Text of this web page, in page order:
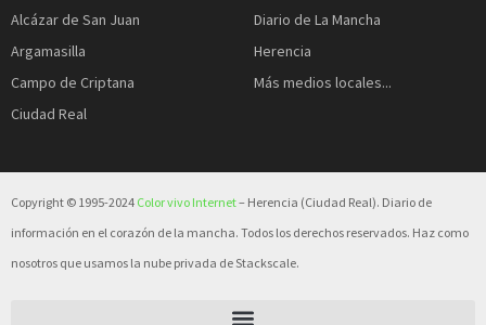
Alcázar de San Juan
Argamasilla
Campo de Criptana
Ciudad Real
Diario de La Mancha
Herencia
Más medios locales...
Copyright © 1995-2024 Color vivo Internet– Herencia (Ciudad Real). Diario de
información en el corazón de la mancha. Todos los derechos reservados. Haz como
nosotros que usamos la nube privada de Stackscale.